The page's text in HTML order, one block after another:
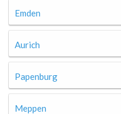
Emden
Aurich
Papenburg
Meppen